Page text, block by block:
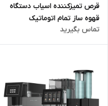
قرص تمیزکننده اسیاب دستگاه
قهوه ساز تمام اتوماتیک
تماس بگیرید